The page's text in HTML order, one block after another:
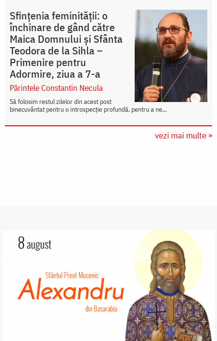
Sfințenia feminității: o
închinare de gând către
Maica Domnului și Sfânta
Teodora de la Sihla –
Primenire pentru
Adormire, ziua a 7-a
Părintele Constantin Necula
Să folosim restul zilelor din acest post
binecuvântat pentru o introspecție profundă, pentru a ne...
vezi mai multe »